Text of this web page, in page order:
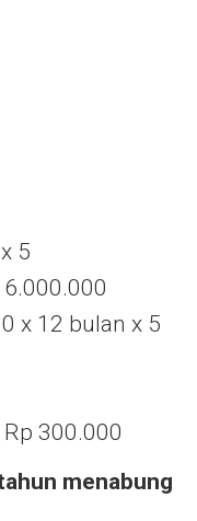
5
x 12 bulan x 5
menabung